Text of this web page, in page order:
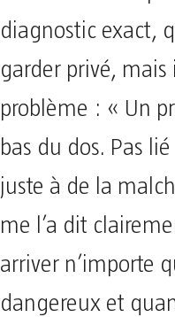
diagnostic exact,
garder privé, mais
problème : « Un
bas du dos. Pas
juste à de la
me l’a dit
arriver n’importe
dangereux et